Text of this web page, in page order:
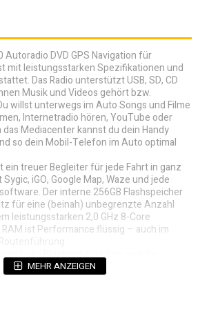
Autoradio DVD GPS Navigation für
mit leistungsstarken Spezifikationen und
Das Radio unterstützt USB, SD, CD
Musik und Videos gehört bzw.
willst unterwegs im Auto Songs und Filme
Internetradio hören, YouTube oder
Mediacenter kannst du dein Handy
so dein Mobil-Telefon im Auto optimal
ein treuer Begleiter für jede Fahrt in ganz
iGO, Google Map, Waze und jede
Der interne 256GB Flashspeicher
für eine (beinah) unbegrenzte Anzahl
leistungsstarken 2,0 GHz 8-Core
ist Performance flüssig – auch im
noch die Bluetoothfunktion, welche
und MP3-Player unterstützt. Autoradio
Funktion und 4G-LTE-Funktion, ermöglicht
und CarPlay-Funktion. Stützen Sie
MEHR ANZEIGEN